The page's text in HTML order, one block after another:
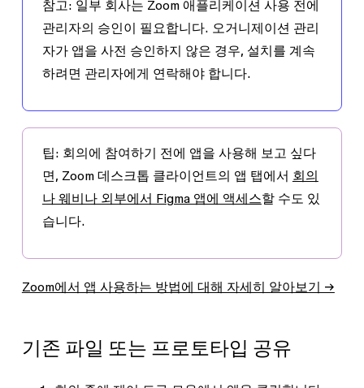
참고: 일부 회사는 Zoom 애플리케이션 사용 전에
관리자의 승인이 필요합니다. 오거니제이션 관리
자가 앱을 사전 승인하지 않은 경우, 설치를 계속
하려면 관리자에게 연락해야 합니다.
팁: 회의에 참여하기 전에 앱을 사용해 보고 싶다
면, Zoom 데스크톱 클라이언트의 앱 탭에서 회의
나 웨비나 외부에서 Figma 앱에 액세스할 수도 있
습니다.
Zoom에서 앱 사용하는 방법에 대해 자세히 알아보기 →
기존 파일 또는 프로토타입 공유